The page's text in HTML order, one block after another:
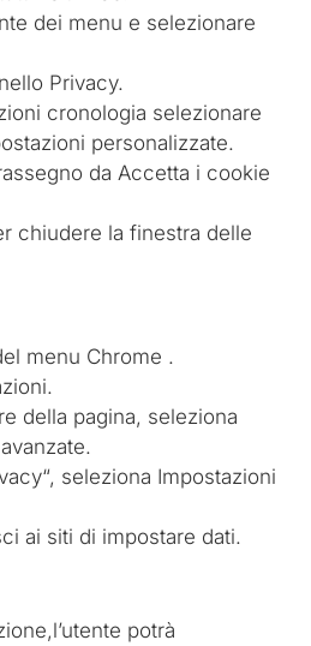
dei menu e selezionare
Privacy.
cronologia selezionare
personalizzate.
da Accetta i cookie
chiudere la finestra delle
menu Chrome .
della pagina, seleziona
seleziona Impostazioni
ai siti di impostare dati.
potrà